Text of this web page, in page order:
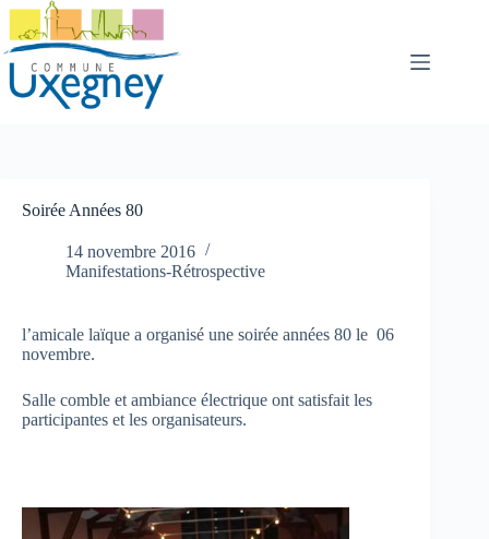
Passer
contenu
Soirée Années 80
14 novembre 2016
Manifestations-Rétrospective
l’amicale laïque a organisé une soirée années 80 le 06
novembre.
Salle comble et ambiance électrique ont satisfait les
participantes et les organisateurs.